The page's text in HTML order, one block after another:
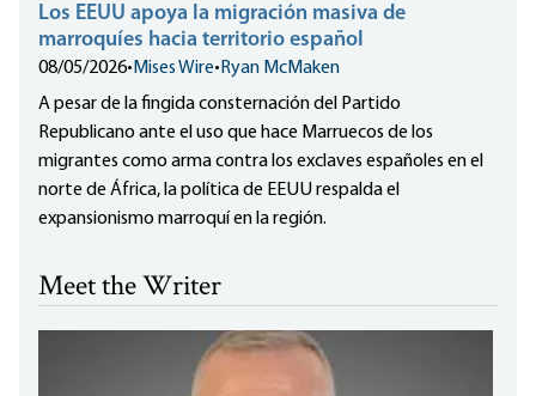
Los EEUU apoya la migración masiva de
marroquíes hacia territorio español
08/05/2026• Mises Wire• Ryan McMaken
A pesar de la fingida consternación del Partido
Republicano ante el uso que hace Marruecos de los
migrantes como arma contra los exclaves españoles en el
norte de África, la política de EEUU respalda el
expansionismo marroquí en la región.
Meet the Writer